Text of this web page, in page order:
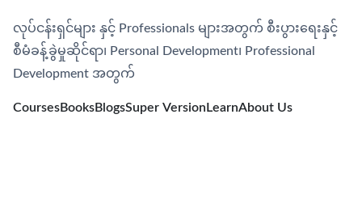
လုပ်ငန်းရှင်များ နှင့် Professionals များအတွက် စီးပွားရေးနှင့်
စီမံခန့်ခွဲမှုဆိုင်ရာ၊​ Personal Development၊​ Professional
Development အတွက်
CoursesBooksBlogsSuper VersionLearnAbout Us